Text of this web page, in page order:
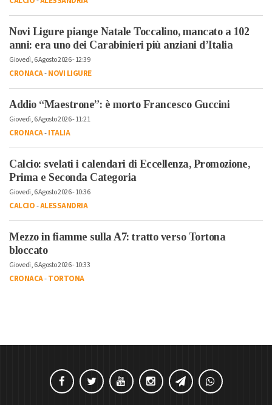
Novi Ligure piange Natale Toccalino, mancato a 102
anni: era uno dei Carabinieri più anziani d’Italia
Giovedì, 6 Agosto 2026 - 12:39
CRONACA-NOVI LIGURE
Addio “Maestrone”: è morto Francesco Guccini
Giovedì, 6 Agosto 2026 - 11:21
CRONACA-ITALIA
Calcio: svelati i calendari di Eccellenza, Promozione,
Prima e Seconda Categoria
Giovedì, 6 Agosto 2026 - 10:36
CALCIO-ALESSANDRIA
Mezzo in fiamme sulla A7: tratto verso Tortona
bloccato
Giovedì, 6 Agosto 2026 - 10:33
CRONACA-TORTONA